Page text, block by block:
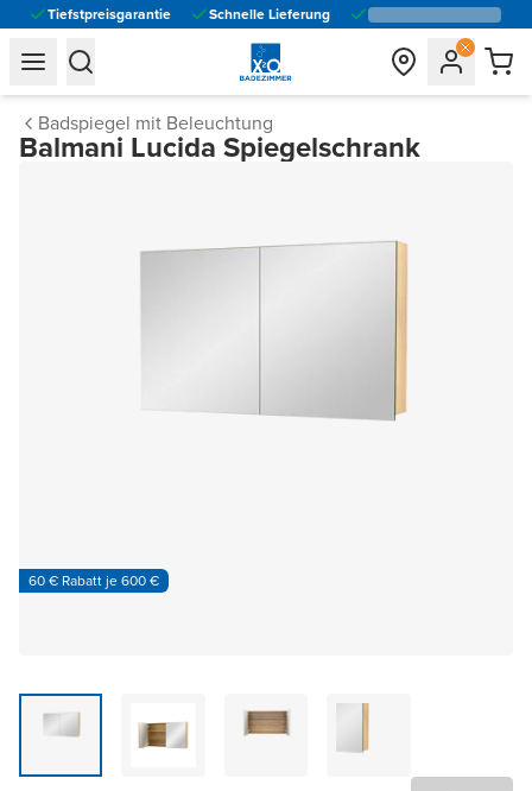
Tiefstpreisgarantie Schnelle Lieferung
general.navigation.toggle_menu.label
general.navigation.toggle_menu.label
Badspiegel mit Beleuchtung
Balmani Lucida Spiegelschrank
60 € Rabatt je 600 €